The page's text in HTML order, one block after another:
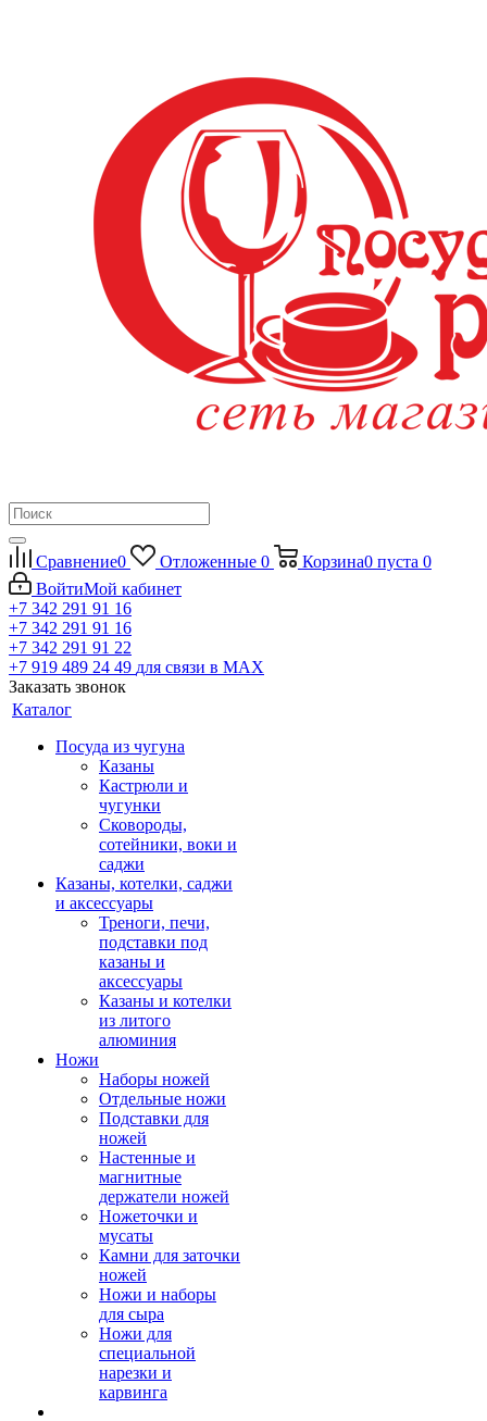
Сравнение0 Отложенные 0 Корзина0 пуста 0
ВойтиМой кабинет
+7 342 291 91 16
+7 342 291 91 16
+7 342 291 91 22
+7 919 489 24 49 для связи в МАХ
Заказать звонок
Каталог
Посуда из чугуна
Казаны
Кастрюли и
чугунки
Сковороды,
сотейники, воки и
саджи
Казаны, котелки, саджи
и аксессуары
Треноги, печи,
подставки под
казаны и
аксессуары
Казаны и котелки
из литого
алюминия
Ножи
Наборы ножей
Отдельные ножи
Подставки для
ножей
Настенные и
магнитные
держатели ножей
Ножеточки и
мусаты
Камни для заточки
ножей
Ножи и наборы
для сыра
Ножи для
специальной
нарезки и
карвинга